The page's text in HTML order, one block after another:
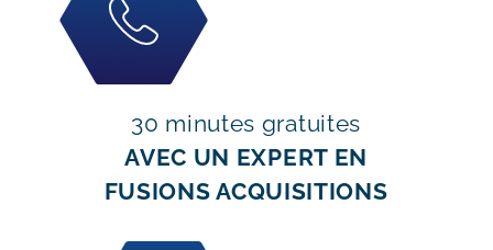
30 minutes gratuites
AVEC UN EXPERT EN
FUSIONS ACQUISITIONS